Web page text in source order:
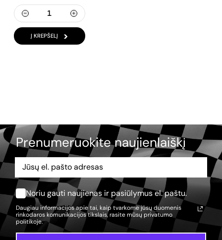
Į KREPŠELĮ
Prenumeruokite naujienlaiškį
Noriu gauti naujienas ir pasiūlymus el. paštu.
Daugiau informacijos apie tai, kaip tvarkome jūsų duomenis
rinkodaros komunikacijos tikslais, rasite mūsų privatumo
politikoje.